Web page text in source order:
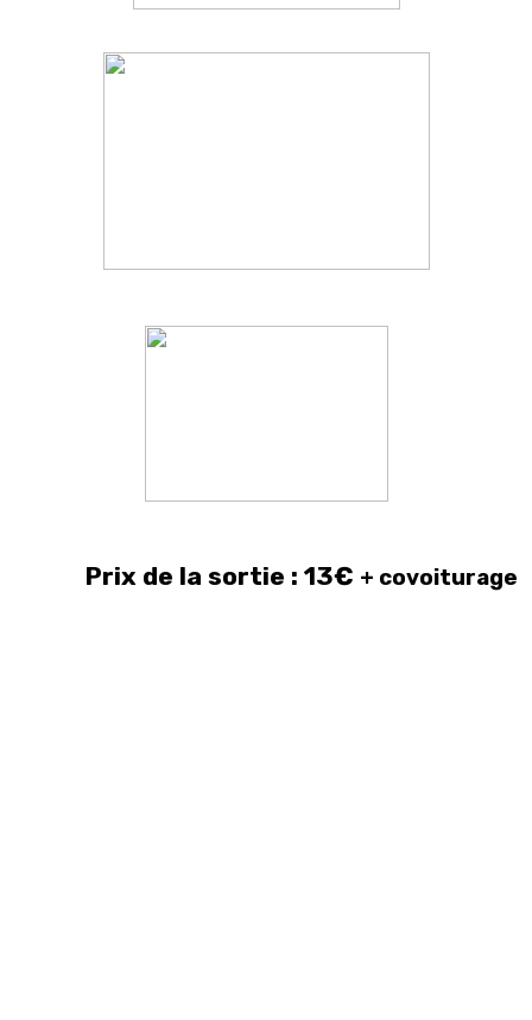
Prix de la sortie : 13€ + covoiturage